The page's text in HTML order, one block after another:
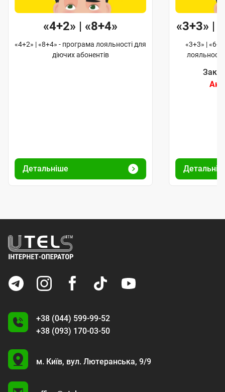
«4+2» | «8+4»
«4+2» | «8+4» - програма лояльності для
діючих абонентів
Детальніше
«3+3» |
«3+3» |
+38 (044) 599-99-52
+38 (093) 170-03-50
U
м. Київ, вул. Лютеранська, 9/9